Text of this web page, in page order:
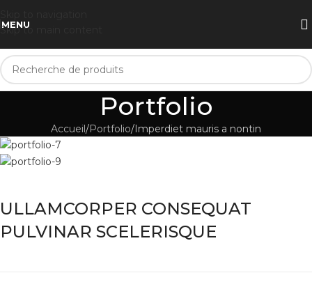
Skip to main content
MENU
Portfolio
Accueil Portfolio Imperdiet mauris a nontin
ULLAMCORPER CONSEQUAT
PULVINAR SCELERISQUE